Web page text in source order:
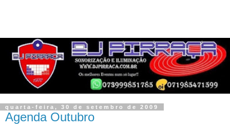
quarta-feira, 30 de setembro de 2009
Agenda Outubro